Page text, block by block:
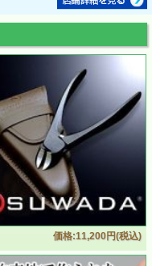
価格:11,200円(税込)